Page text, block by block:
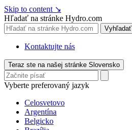
Skip to content ↘
Hľadať na stránke Hydro.com
Vyhľadať
Kontaktujte nás
Teraz ste na našej stránke Slovensko
Vyberte preferovaný jazyk
Celosvetovo
Argentína
Belgicko